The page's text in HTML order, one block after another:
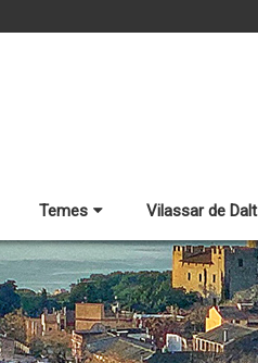
Temes Vilassar de Dalt